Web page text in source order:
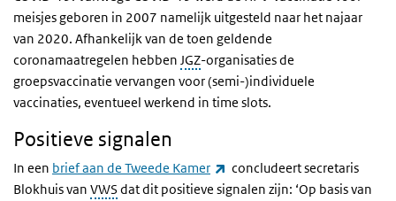
meisjes geboren in 2007 namelijk uitgesteld naar het najaar
van 2020. Afhankelijk van de toen geldende
coronamaatregelen hebben JGZ-organisaties de
groepsvaccinatie vervangen voor (semi-)individuele
vaccinaties, eventueel werkend in time slots.
Positieve signalen
In een brief aan de Tweede Kamer (externe link)
concludeert secretaris
Blokhuis van VWS dat dit positieve signalen zijn: ‘Op basis van